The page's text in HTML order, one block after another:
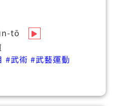
tō
#武術 #武藝運動